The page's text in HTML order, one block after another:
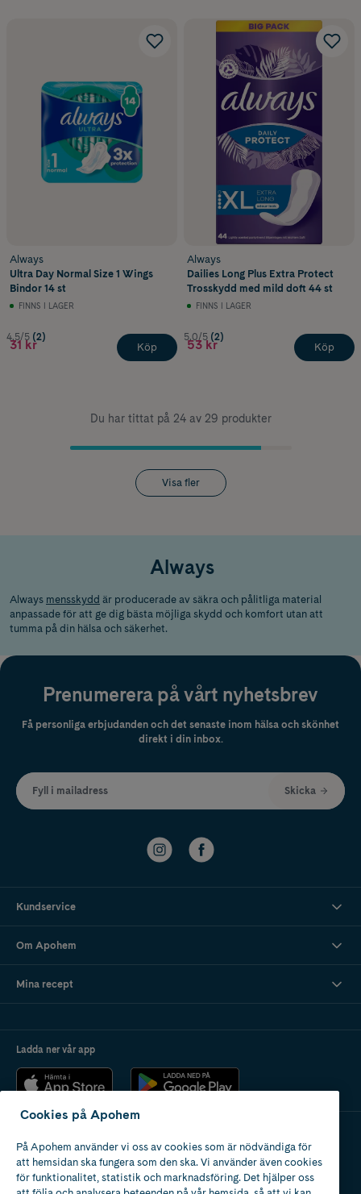
Always
Ultra Day Normal Size 1 Wings
Bindor 14 st
FINNS I LAGER
4.5/5 (2)
31 kr Köp
Always
Dailies Long Plus Extra Protect
Trosskydd med mild doft 44 st
FINNS I LAGER
5.0/5 (2)
53 kr Köp
Du har tittat på 24 av 29 produkter
Visa fler
Always
Always mensskydd är producerade av säkra och pålitliga material
anpassade för att ge dig bästa möjliga skydd och komfort utan att
tumma på din hälsa och säkerhet.
Prenumerera på vårt nyhetsbrev
Få personliga erbjudanden och det senaste inom hälsa och skönhet
direkt i din inbox.
Fyll i mailadress Skicka
Kundservice
Om Apohem
Mina recept
Ladda ner vår app
Apotek med tillstånd
av Läkemedelsverket
Cookies på Apohem
På Apohem använder vi oss av cookies som är nödvändiga för
att hemsidan ska fungera som den ska. Vi använder även cookies
för funktionalitet, statistik och marknadsföring. Det hjälper oss